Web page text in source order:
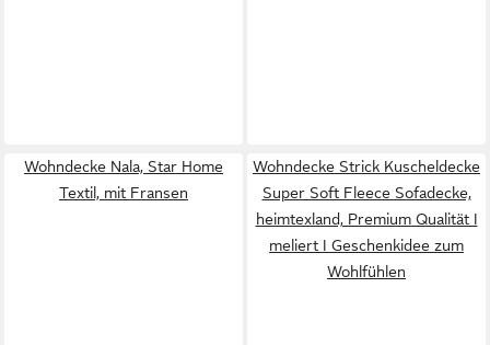
Wohndecke Nala, Star Home
Textil, mit Fransen
Wohndecke Strick Kuscheldecke
Super Soft Fleece Sofadecke,
heimtexland, Premium Qualität I
meliert I Geschenkidee zum
Wohlfühlen